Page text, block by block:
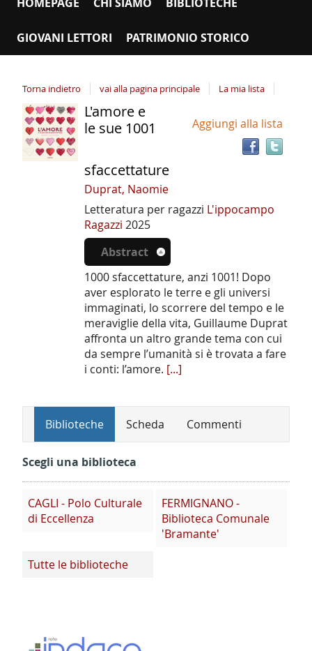
GIOVANI LETTORI PATRIMONIO STORICO
Torna indietro vai alla pagina principale La mia lista
Dettaglio
del
documento
Aggiungi alla lista
L'amore e
le sue 1001
sfaccettature
Duprat, Naomie
Letteratura per ragazzi L'ippocampo
Ragazzi 2025
Abstract
1000 sfaccettature, anzi 1001! Dopo
aver esplorato le terre e gli universi
immaginati, lo scorrere del tempo e le
meraviglie della vita, Guillaume Duprat
affronta un altro grande tema con cui
da sempre l’umanità si è trovata a fare
i conti: l’amore. [...]
Biblioteche Scheda Commenti
Scegli una biblioteca
CAGLI - Polo Culturale
di Eccellenza
FERMIGNANO -
Biblioteca Comunale
'Bramante'
Tutte le biblioteche